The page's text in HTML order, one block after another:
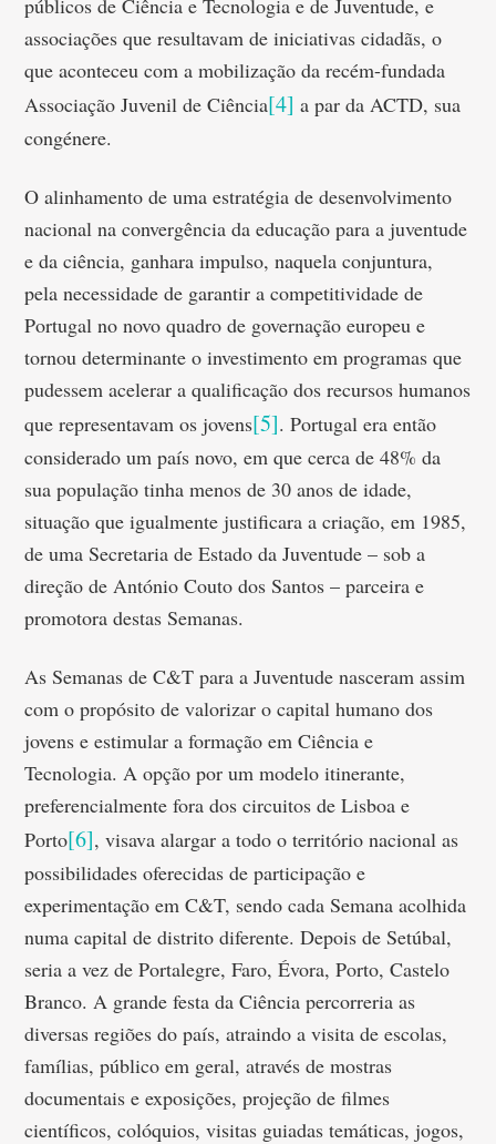
públicos de Ciência e Tecnologia e de Juventude, e
associações que resultavam de iniciativas cidadãs, o
que aconteceu com a mobilização da recém-fundada
Associação Juvenil de Ciência[4] a par da ACTD, sua
congénere.
O alinhamento de uma estratégia de desenvolvimento
nacional na convergência da educação para a juventude
e da ciência, ganhara impulso, naquela conjuntura,
pela necessidade de garantir a competitividade de
Portugal no novo quadro de governação europeu e
tornou determinante o investimento em programas que
pudessem acelerar a qualificação dos recursos humanos
que representavam os jovens[5]. Portugal era então
considerado um país novo, em que cerca de 48% da
sua população tinha menos de 30 anos de idade,
situação que igualmente justificara a criação, em 1985,
de uma Secretaria de Estado da Juventude – sob a
direção de António Couto dos Santos – parceira e
promotora destas Semanas.
As Semanas de C&T para a Juventude nasceram assim
com o propósito de valorizar o capital humano dos
jovens e estimular a formação em Ciência e
Tecnologia. A opção por um modelo itinerante,
preferencialmente fora dos circuitos de Lisboa e
Porto[6], visava alargar a todo o território nacional as
possibilidades oferecidas de participação e
experimentação em C&T, sendo cada Semana acolhida
numa capital de distrito diferente. Depois de Setúbal,
seria a vez de Portalegre, Faro, Évora, Porto, Castelo
Branco. A grande festa da Ciência percorreria as
diversas regiões do país, atraindo a visita de escolas,
famílias, público em geral, através de mostras
documentais e exposições, projeção de filmes
científicos, colóquios, visitas guiadas temáticas, jogos,